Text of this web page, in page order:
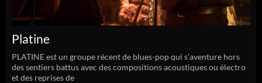
Platine
PLATINE est un groupe récent de blues-pop qui s’aventure hors
des sentiers battus avec des compositions acoustiques ou électro
et des reprises de